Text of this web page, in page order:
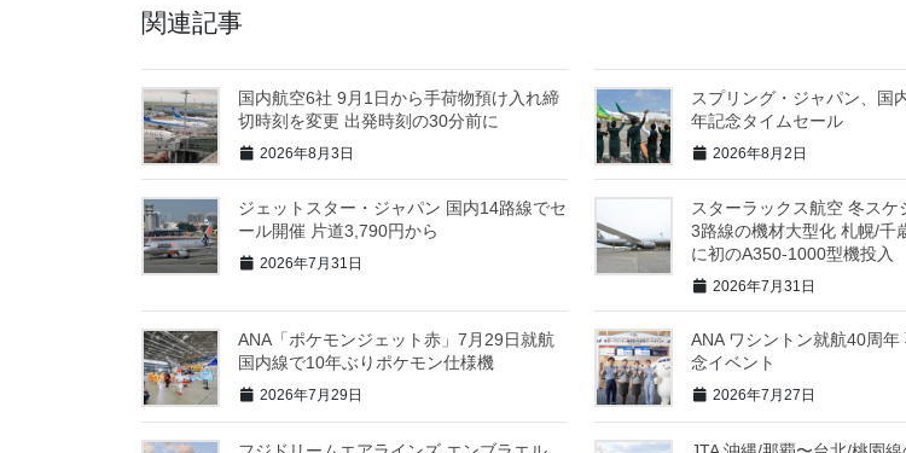
関連記事
国内航空6社 9月1日から手荷物預け入れ締
切時刻を変更 出発時刻の30分前に
2026年8月3日
スプリング・ジャパン、国
年記念タイムセール
2026年8月2日
ジェットスター・ジャパン 国内14路線でセ
ール開催 片道3,790円から
2026年7月31日
スターラックス航空 冬スケ
3路線の機材大型化 札幌/千
に初のA350-1000型機投入
2026年7月31日
ANA「ポケモンジェット赤」7月29日就航
国内線で10年ぶりポケモン仕様機
2026年7月29日
ANA ワシントン就航40周年
念イベント
2026年7月27日